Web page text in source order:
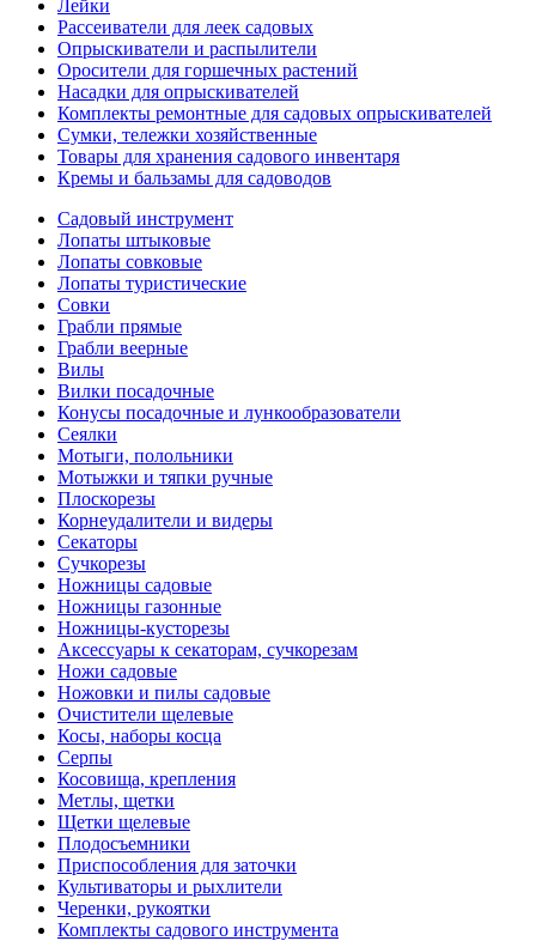
Лейки
Рассеиватели для леек садовых
Опрыскиватели и распылители
Оросители для горшечных растений
Насадки для опрыскивателей
Комплекты ремонтные для садовых опрыскивателей
Сумки, тележки хозяйственные
Товары для хранения садового инвентаря
Кремы и бальзамы для садоводов
Садовый инструмент
Лопаты штыковые
Лопаты совковые
Лопаты туристические
Совки
Грабли прямые
Грабли веерные
Вилы
Вилки посадочные
Конусы посадочные и лункообразователи
Сеялки
Мотыги, полольники
Мотыжки и тяпки ручные
Плоскорезы
Корнеудалители и видеры
Секаторы
Сучкорезы
Ножницы садовые
Ножницы газонные
Ножницы-кусторезы
Аксессуары к секаторам, сучкорезам
Ножи садовые
Ножовки и пилы садовые
Очистители щелевые
Косы, наборы косца
Серпы
Косовища, крепления
Метлы, щетки
Щетки щелевые
Плодосъемники
Приспособления для заточки
Культиваторы и рыхлители
Черенки, рукоятки
Комплекты садового инструмента